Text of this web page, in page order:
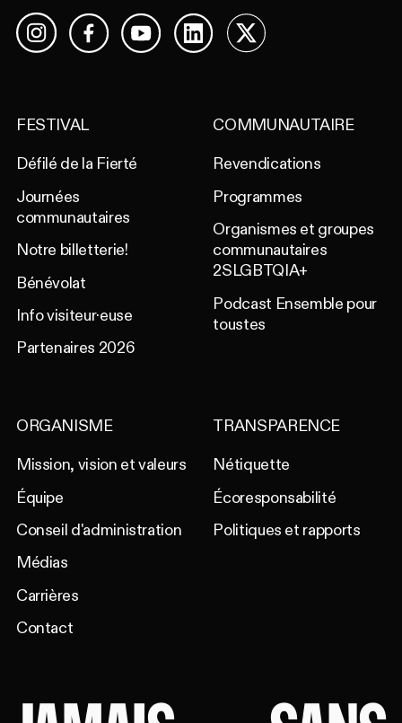
InstagramFacebookYouTubeLinkedIn
X
FESTIVAL
Défilé de la Fierté
Journées
communautaires
Notre billetterie!
Bénévolat
Info visiteur·euse
Partenaires 2026
COMMUNAUTAIRE
Revendications
Programmes
Organismes et groupes
communautaires
2SLGBTQIA+
Podcast Ensemble pour
toustes
ORGANISME
Mission, vision et valeurs
Équipe
Conseil d'administration
Médias
Carrières
Contact
TRANSPARENCE
Nétiquette
Écoresponsabilité
Politiques et rapports